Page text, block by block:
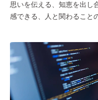
思いを伝える、知恵を出し
感できる、人と関わること